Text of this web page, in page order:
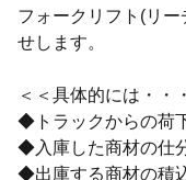
フォークリフト(リ
せします。
＜＜具体的には・・
◆トラックからの荷
◆入庫した商材の仕
◆出庫する商材の積